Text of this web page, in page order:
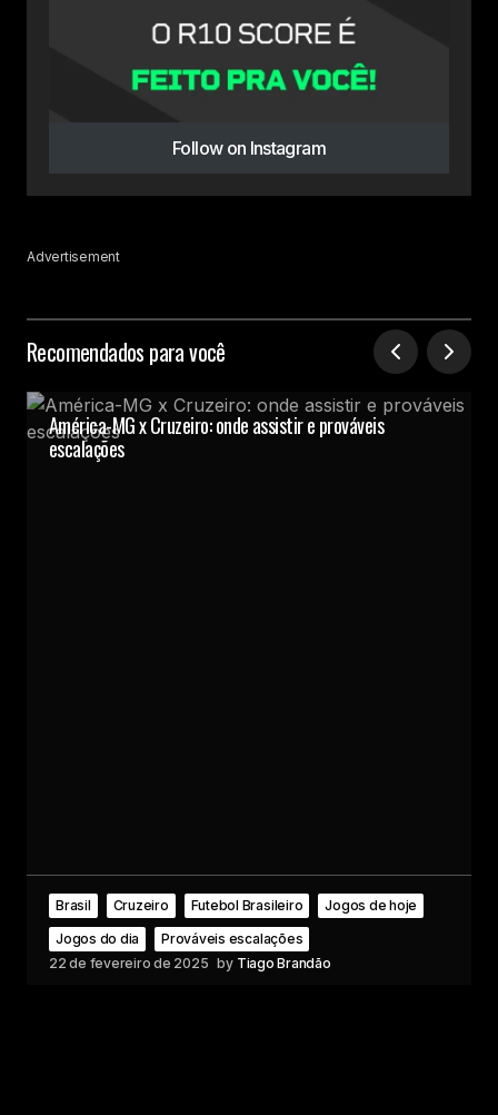
Follow on Instagram
Advertisement
Recomendados para você
América-MG x Cruzeiro: onde assistir e prováveis
escalações
Brasil Cruzeiro Futebol Brasileiro
Jogos de hoje
Jogos do dia
Prováveis escalações
22 de fevereiro de 2025 by Tiago Brandão